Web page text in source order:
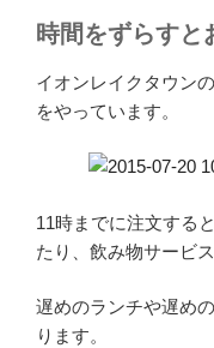
時間をずらすと
イオンレイクタウン
をやっています。
11時までに注文する
たり、飲み物サービス
遅めのランチや遅め
ります。